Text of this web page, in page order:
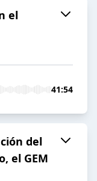
el
41:54
del
el GEM